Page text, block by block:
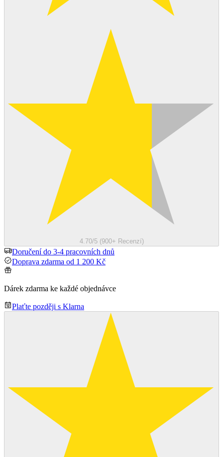
4.70/5 (900+ Recenzí)
Doručení do 3-4 pracovních dnů
Doprava zdarma od 1 200 Kč
Dárek zdarma ke každé objednávce
Plaťte později s Klarna